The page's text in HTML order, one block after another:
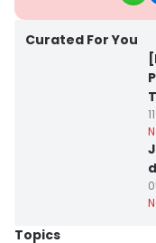
Curated For You
Topics